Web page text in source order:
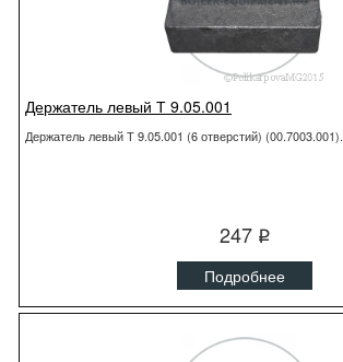
Держатель левый Т 9.05.001
Держатель левый Т 9.05.001 (6 отверстий) (00.7003.001).
247 q
Подробнее